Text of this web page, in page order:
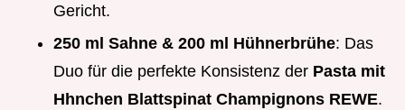
Gericht.
250 ml Sahne & 200 ml Hühnerbrühe: Das
Duo für die perfekte Konsistenz der Pasta mit
Hhnchen Blattspinat Champignons REWE.